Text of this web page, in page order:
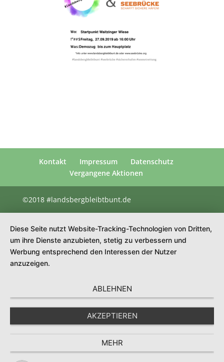
Kontakt Impressum
Datenschutz
Vergangene Aktionen
©2018 #landsbergbleibtbunt.de
Diese Seite nutzt Website-Tracking-Technologien von Dritten,
um ihre Dienste anzubieten, stetig zu verbessern und
Werbung entsprechend den Interessen der Nutzer
anzuzeigen.
ABLEHNEN
AKZEPTIEREN
MEHR